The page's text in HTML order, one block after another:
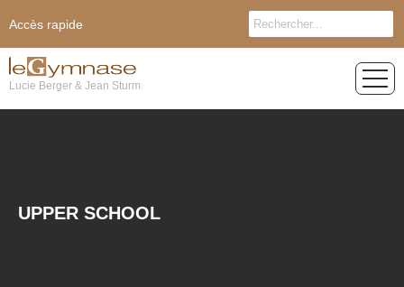
Accès rapide
Lucie Berger & Jean Sturm
UPPER SCHOOL